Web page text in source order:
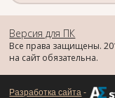
Версия для ПК
Все права защищены.
на сайт обязательна.
Разработка сайта -